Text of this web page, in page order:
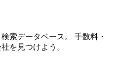
索データベース。 手数料・
を見つけよう。